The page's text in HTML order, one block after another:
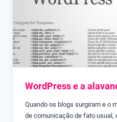
WordPress e a
Quando os blogs surgiram e o
de comunicação de fato usual,